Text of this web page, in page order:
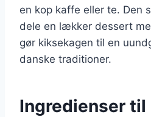
en kop kaffe eller te. Den
dele en lækker dessert
gør kiksekagen til en
danske traditioner.
Ingredienser til